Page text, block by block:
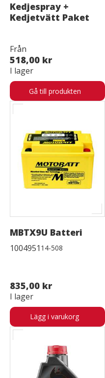
Kedjespray +
Kedjetvätt Paket
Från
518,00 kr
I lager
Gå till produkten
MBTX9U Batteri
1004951 14-508
835,00 kr
I lager
Lägg i varukorg